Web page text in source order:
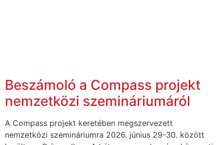
Beszámoló a Compass projekt
nemzetközi szemináriumáról
A Compass projekt keretében megszervezett
nemzetközi szemináriumra 2026. június 29-30. között